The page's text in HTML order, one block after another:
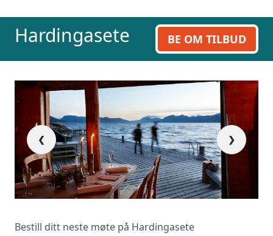
Hardingasete BE OM TILBUD
❮ ❯
Bestill ditt neste møte på Hardingasete